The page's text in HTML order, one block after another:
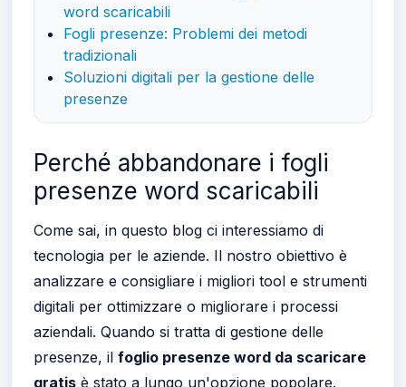
word scaricabili
Fogli presenze: Problemi dei metodi
tradizionali
Soluzioni digitali per la gestione delle
presenze
Perché abbandonare i fogli
presenze word scaricabili
Come sai, in questo blog ci interessiamo di
tecnologia per le aziende. Il nostro obiettivo è
analizzare e consigliare i migliori tool e strumenti
digitali per ottimizzare o migliorare i processi
aziendali. Quando si tratta di gestione delle
presenze, il foglio presenze word da scaricare
gratis è stato a lungo un'opzione popolare.